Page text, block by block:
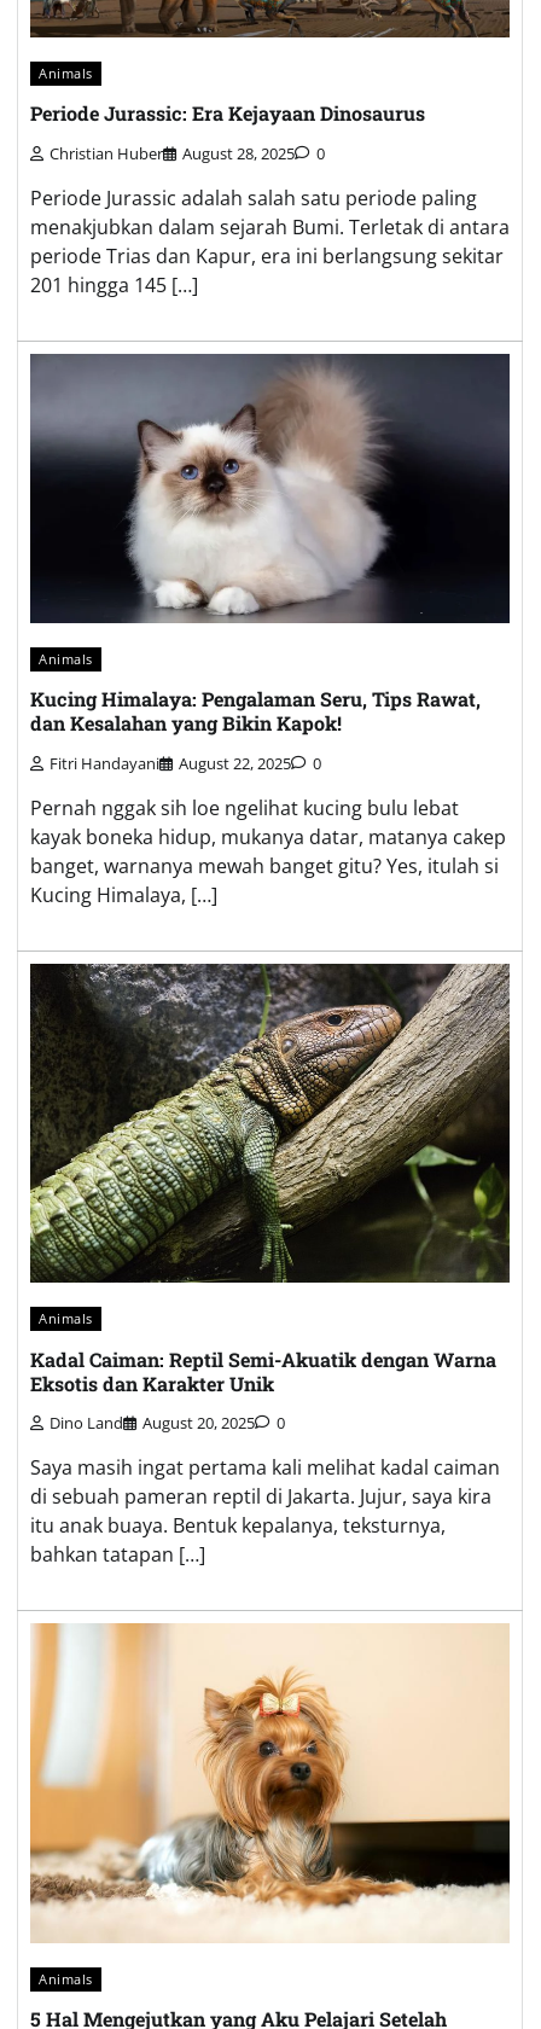
Animals
Periode Jurassic: Era Kejayaan Dinosaurus
Christian Huber August 28, 2025 0
Periode Jurassic adalah salah satu periode paling
menakjubkan dalam sejarah Bumi. Terletak di antara
periode Trias dan Kapur, era ini berlangsung sekitar
201 hingga 145 […]
Animals
Kucing Himalaya: Pengalaman Seru, Tips Rawat,
dan Kesalahan yang Bikin Kapok!
Fitri Handayani August 22, 2025 0
Pernah nggak sih loe ngelihat kucing bulu lebat
kayak boneka hidup, mukanya datar, matanya cakep
banget, warnanya mewah banget gitu? Yes, itulah si
Kucing Himalaya, […]
Animals
Kadal Caiman: Reptil Semi-Akuatik dengan Warna
Eksotis dan Karakter Unik
Dino Land August 20, 2025 0
Saya masih ingat pertama kali melihat kadal caiman
di sebuah pameran reptil di Jakarta. Jujur, saya kira
itu anak buaya. Bentuk kepalanya, teksturnya,
bahkan tatapan […]
Animals
5 Hal Mengejutkan yang Aku Pelajari Setelah